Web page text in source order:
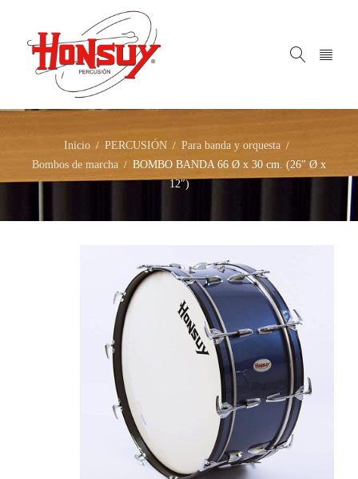
Inicio / PERCUSIÓN / Para banda y orquesta /
Bombos de marcha / BOMBO BANDA 66 Ø x 30 cm. (26″ Ø x
12″)